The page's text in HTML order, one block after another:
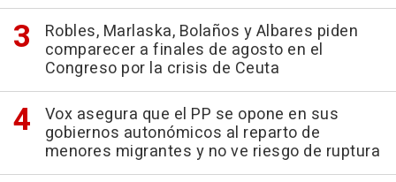
Robles, Marlaska, Bolaños y Albares piden
comparecer a finales de agosto en el
Congreso por la crisis de Ceuta
Vox asegura que el PP se opone en sus
gobiernos autonómicos al reparto de
menores migrantes y no ve riesgo de ruptura